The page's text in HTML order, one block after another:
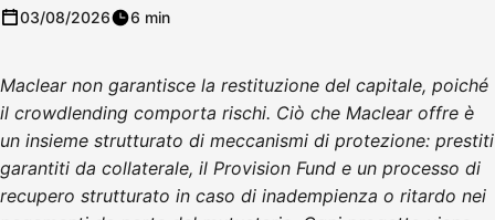
03/08/2026 6 min
Maclear non garantisce la restituzione del capitale, poiché
il crowdlending comporta rischi. Ciò che Maclear offre è
un insieme strutturato di meccanismi di protezione: prestiti
garantiti da collaterale, il Provision Fund e un processo di
recupero strutturato in caso di inadempienza o ritardo nei